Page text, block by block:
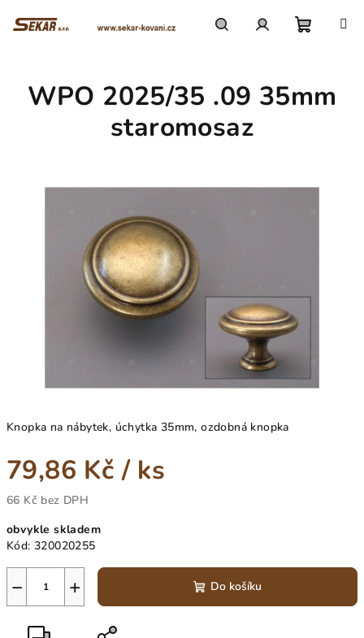
košík
Knopka na nábytek, úchytka 35mm, ozdobná knopka
79,86 Kč/ ks
66 Kč bez DPH
cena:
obvykle skladem
Kód: 320020255
+
− Do košíku
WPO 2025/35 .09 35mm
staromosaz